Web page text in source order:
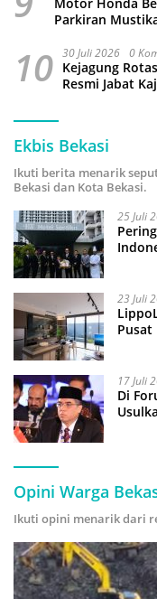
Parkiran
10 30 Juli 2026 0
Kejagung
Resmi Jabat
Ekbis Bekasi
Ikuti berita menarik
Bekasi dan Kota Bekasi.
25 Juli
23 Juli
Pusat
17 Juli
Di
Opini Warga
Ikuti opini menarik dari